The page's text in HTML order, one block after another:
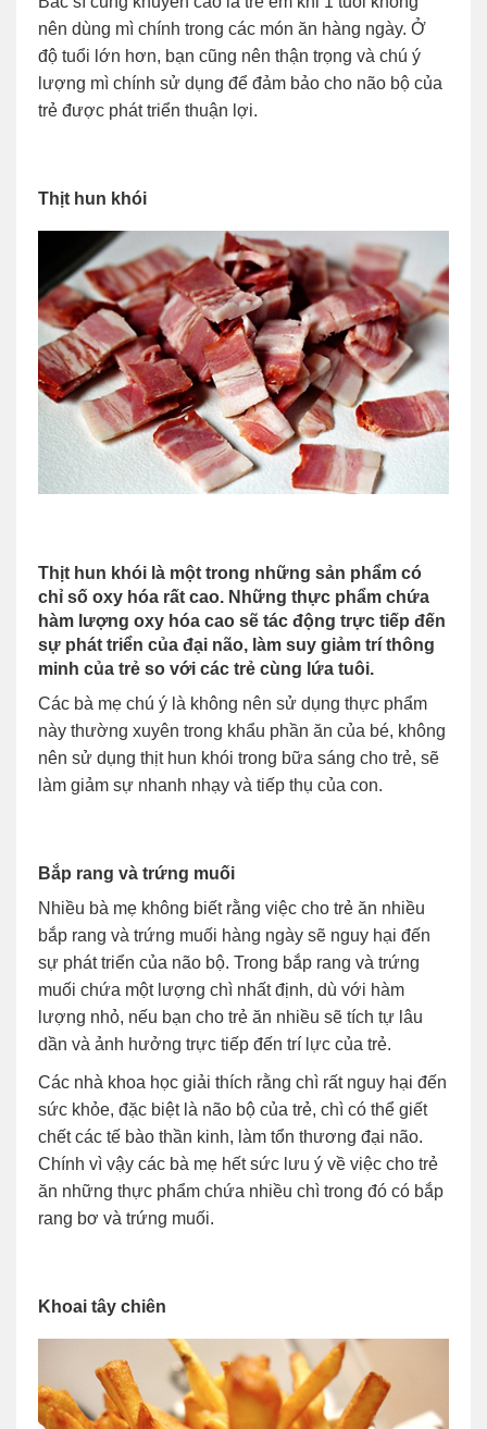
nên dùng mì chính trong các món ăn hàng ngày. Ở
độ tuổi lớn hơn, bạn cũng nên thận trọng và chú ý
lượng mì chính sử dụng để đảm bảo cho não bộ của
trẻ được phát triển thuận lợi.
Thịt hun khói
Thịt hun khói là một trong những sản phẩm có
chỉ số oxy hóa rất cao. Những thực phẩm chứa
hàm lượng oxy hóa cao sẽ tác động trực tiếp đến
sự phát triển của đại não, làm suy giảm trí thông
minh của trẻ so với các trẻ cùng lứa tuôi.
Các bà mẹ chú ý là không nên sử dụng thực phẩm
này thường xuyên trong khẩu phần ăn của bé, không
nên sử dụng thịt hun khói trong bữa sáng cho trẻ, sẽ
làm giảm sự nhanh nhạy và tiếp thụ của con.
Bắp rang và trứng muối
Nhiều bà mẹ không biết rằng việc cho trẻ ăn nhiều
bắp rang và trứng muối hàng ngày sẽ nguy hại đến
sự phát triển của não bộ. Trong bắp rang và trứng
muối chứa một lượng chì nhất định, dù với hàm
lượng nhỏ, nếu bạn cho trẻ ăn nhiều sẽ tích tự lâu
dần và ảnh hưởng trực tiếp đến trí lực của trẻ.
Các nhà khoa học giải thích rằng chì rất nguy hại đến
sức khỏe, đặc biệt là não bộ của trẻ, chì có thể giết
chết các tế bào thần kinh, làm tổn thương đại não.
Chính vì vậy các bà mẹ hết sức lưu ý về việc cho trẻ
ăn những thực phẩm chứa nhiều chì trong đó có bắp
rang bơ và trứng muối.
Khoai tây chiên